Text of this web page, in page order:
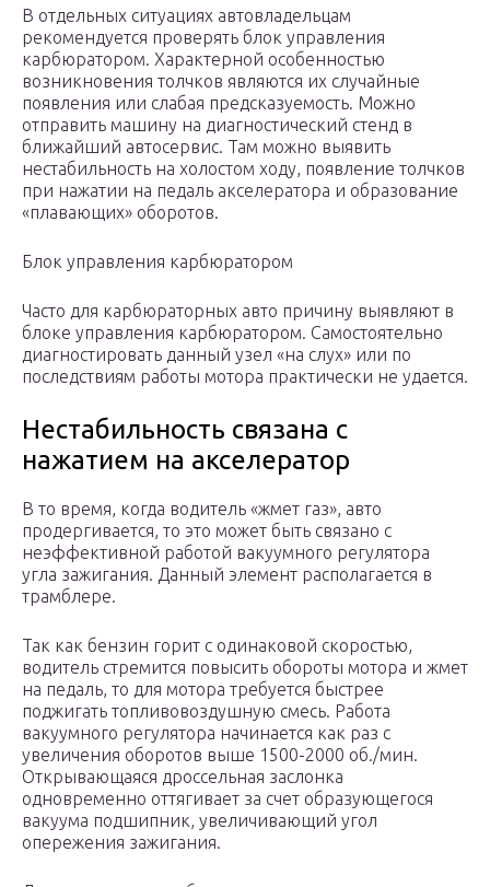
В отдельных ситуациях автовладельцам
рекомендуется проверять блок управления
карбюратором. Характерной особенностью
возникновения толчков являются их случайные
появления или слабая предсказуемость. Можно
отправить машину на диагностический стенд в
ближайший автосервис. Там можно выявить
нестабильность на холостом ходу, появление толчков
при нажатии на педаль акселератора и образование
«плавающих» оборотов.
Блок управления карбюратором
Часто для карбюраторных авто причину выявляют в
блоке управления карбюратором. Самостоятельно
диагностировать данный узел «на слух» или по
последствиям работы мотора практически не удается.
Нестабильность связана с
нажатием на акселератор
В то время, когда водитель «жмет газ», авто
продергивается, то это может быть связано с
неэффективной работой вакуумного регулятора
угла зажигания. Данный элемент располагается в
трамблере.
Так как бензин горит с одинаковой скоростью,
водитель стремится повысить обороты мотора и жмет
на педаль, то для мотора требуется быстрее
поджигать топливовоздушную смесь. Работа
вакуумного регулятора начинается как раз с
увеличения оборотов выше 1500-2000 об./мин.
Открывающаяся дроссельная заслонка
одновременно оттягивает за счет образующегося
вакуума подшипник, увеличивающий угол
опережения зажигания.